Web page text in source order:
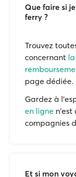
Que faire si
ferry ?
Trouvez
concernant
page dédiée.
Gardez à
en ligne n'est
compagnies
Et si mon